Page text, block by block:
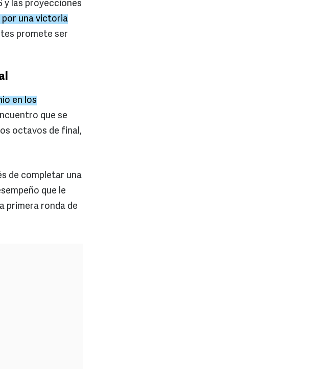
y las proyecciones
por una victoria
promete ser
en los
que se
octavos de final,
de completar una
que le
primera ronda de